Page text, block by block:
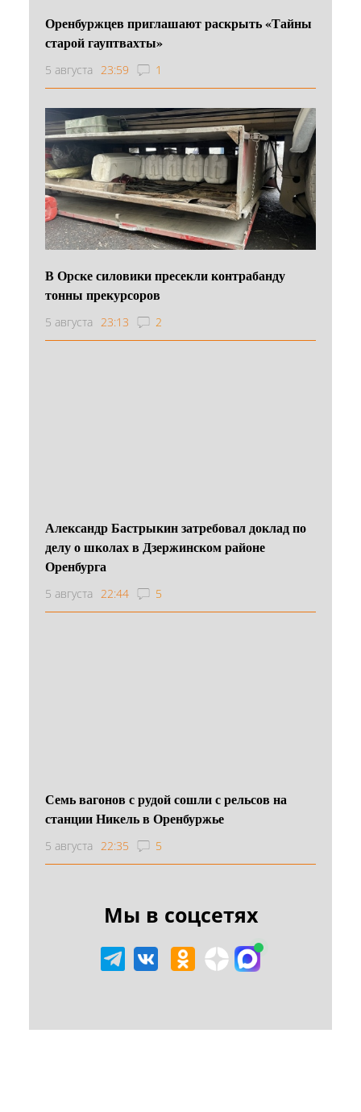
Оренбуржцев приглашают раскрыть «Тайны
старой гауптвахты»
5 августа 23:59 1
В Орске силовики пресекли контрабанду
тонны прекурсоров
5 августа 23:13 2
Александр Бастрыкин затребовал доклад по
делу о школах в Дзержинском районе
Оренбурга
5 августа 22:44 5
Семь вагонов с рудой сошли с рельсов на
станции Никель в Оренбуржье
5 августа 22:35 5
Мы в соцсетях